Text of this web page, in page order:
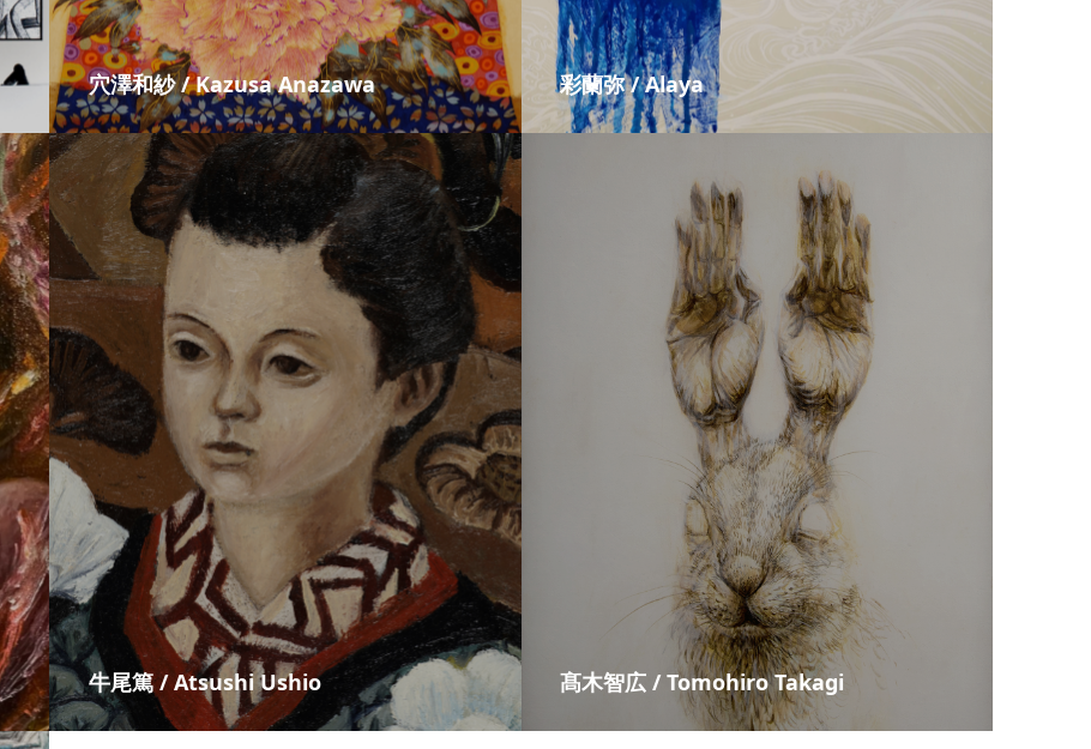
穴澤和紗 / Kazusa Anazawa 彩蘭弥 / Alaya
牛尾篤 / Atsushi Ushio 髙木智広 / Tomohiro Takagi